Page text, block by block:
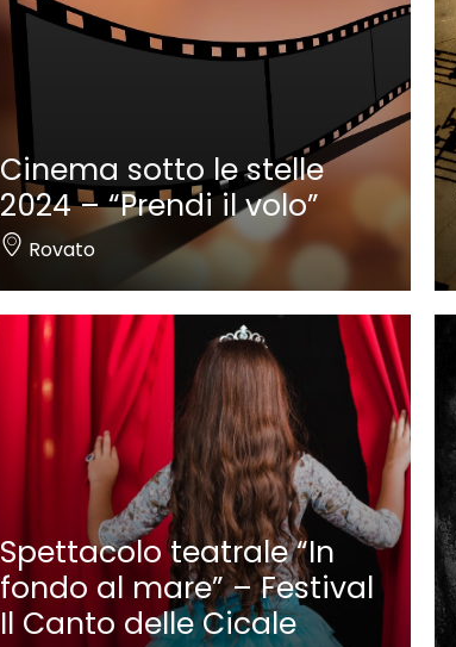
Cinema sotto le stelle
2024 – “Prendi il volo”
Rovato
Spettacolo teatrale “In
fondo al mare” – Festival
Il Canto delle Cicale